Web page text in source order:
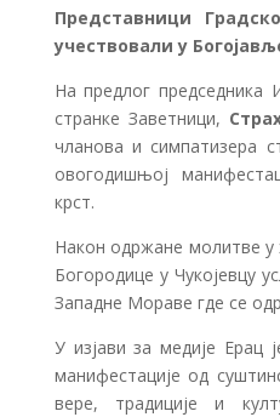
Представници
учествовали у
На предлог председника
странке Заветници,
чланова и симпатизера
овогодишњој
крст.
Након одржане молитве
Богородице у Чукојевцу
Западне Мораве где се
У изјави за медије Ерац
манифестације од
вере, традиције и